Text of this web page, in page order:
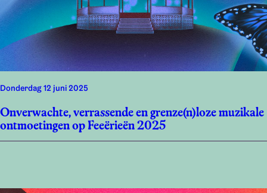
donderdag 12 juni 2025
Onverwachte, verrassende en grenze(n)loze muzikale
ontmoetingen op Feeërieën 2025